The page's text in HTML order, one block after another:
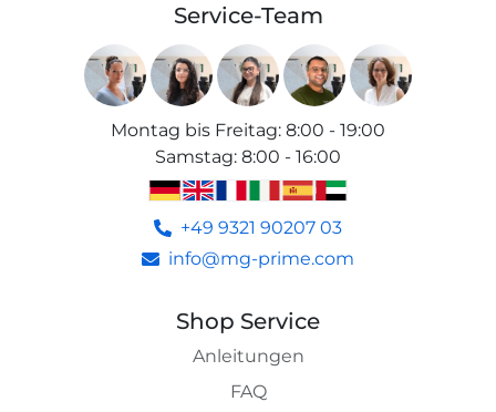
Service-Team
Montag bis Freitag: 8:00 - 19:00
Samstag: 8:00 - 16:00
+49 9321 90207 03
info@mg-prime.com
Shop Service
Anleitungen
FAQ